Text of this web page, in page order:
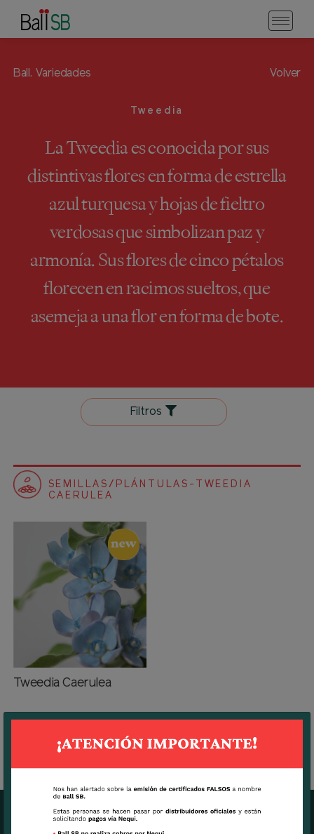
Ball. Variedades Volver
Tweedia
La Tweedia es conocida por sus
distintivas flores en forma de estrella
azul turquesa y hojas de fieltro
verdosas que simbolizan paz y
armonía. Sus flores de cinco pétalos
florecen en racimos sueltos, que
asemeja a una flor en forma de bote.
Filtros
SEMILLAS/PLÁNTULAS-TWEEDIA
CAERULEA
Tweedia Caerulea